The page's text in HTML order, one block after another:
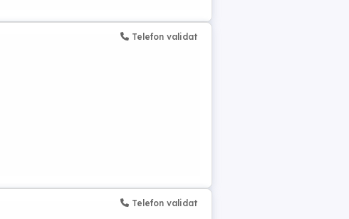
Telefon validat
Telefon validat